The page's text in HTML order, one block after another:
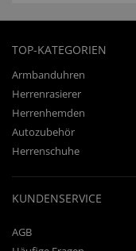
TOP-KATEGORIEN
Armbanduhren
Herrenrasierer
Herrenhemden
Autozubehör
Herrenschuhe
KUNDENSERVICE
AGB